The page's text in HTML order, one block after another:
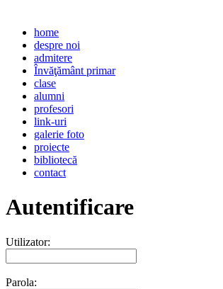
home
despre noi
admitere
Învăţământ primar
clase
alumni
profesori
link-uri
galerie foto
proiecte
bibliotecă
contact
Autentificare
Utilizator:
Parola: